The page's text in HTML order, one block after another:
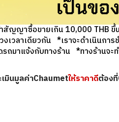
สัญญาซื้อขายเกิน 10,000 THB
งเวลาเดียวกัน *เราจะดำเนินก
ถมาแจ้งกับทางร้าน *ทางร้านจะ
มินมูลค่าChaumetให้ราคาดีต้องที่